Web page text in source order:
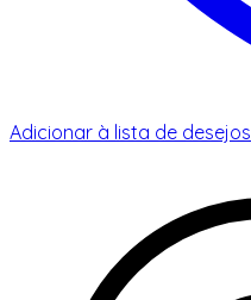
Adicionar à lista de desejos